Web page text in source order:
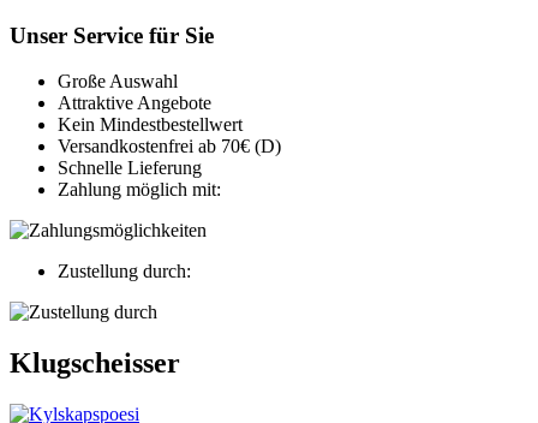
Unser Service für Sie
Große Auswahl
Attraktive Angebote
Kein Mindestbestellwert
Versandkostenfrei ab 70€ (D)
Schnelle Lieferung
Zahlung möglich mit:
Zustellung durch:
Klugscheisser